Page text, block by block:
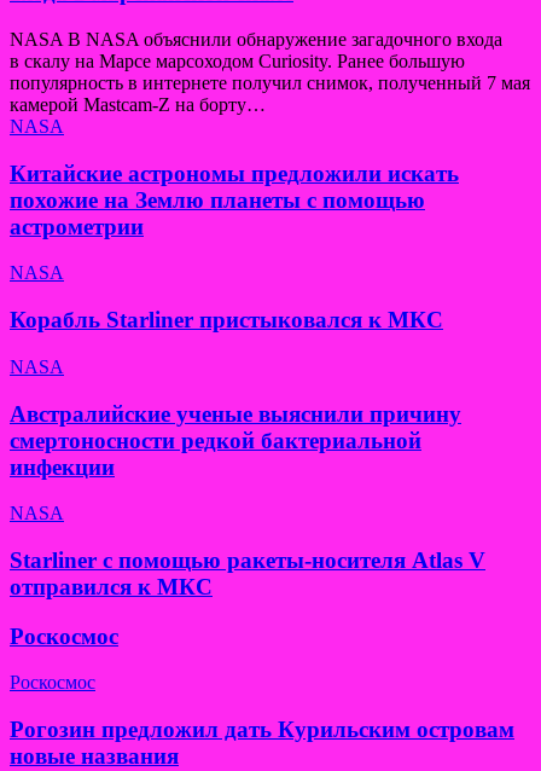
NASA В NASA объяснили обнаружение загадочного входа
в скалу на Марсе марсоходом Curiosity. Ранее большую
популярность в интернете получил снимок, полученный 7 мая
камерой Mastcam-Z на борту…
NASA
Китайские астрономы предложили искать
похожие на Землю планеты с помощью
астрометрии
NASA
Корабль Starliner пристыковался к МКС
NASA
Австралийские ученые выяснили причину
смертоносности редкой бактериальной
инфекции
NASA
Starliner с помощью ракеты-носителя Atlas V
отправился к МКС
Роскосмос
Роскосмос
Рогозин предложил дать Курильским островам
новые названия